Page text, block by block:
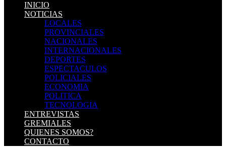
INICIO
NOTICIAS
LOCALES
PROVINCIALES
NACIONALES
INTERNACIONALES
DEPORTES
ESPECTACULOS
POLICIALES
ECONOMIA
POLITICA
TECNOLOGIA
ENTREVISTAS
GREMIALES
QUIENES SOMOS?
CONTACTO